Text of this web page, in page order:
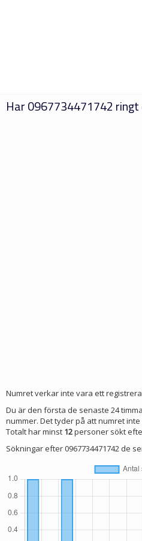
Har0967734471742 ringt
Numret verkar inte vara ett
Du är den första de senaste 24
nummer. Det tyder på att numret
Totalt har minst 12personer sökt
Sökningar efter 0967734471742 de